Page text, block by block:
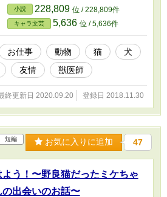
つようになるまでお話です。 ※2020年3
お話のモデルになった動物愛護センター
処分機が撤去されたと公式発表がありま
それに伴い、最終話「夢のゆくへ」を書
ました。
小説 228,809 位 / 228,809件
キャラ文芸 5,636 位 / 5,636件
お仕事 動物 猫
犬
友情 獣医師
終更新日 2020.09.20 登録日 2018.11.30
短編 お気に入りに追加 47
う！〜野良猫だったミケちゃ
出会いのお話〜